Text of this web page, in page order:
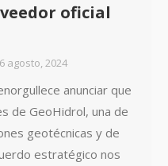
oficial
agosto, 2024
anunciar que
de GeoHidrol, una de
geotécnicas y de
estratégico nos